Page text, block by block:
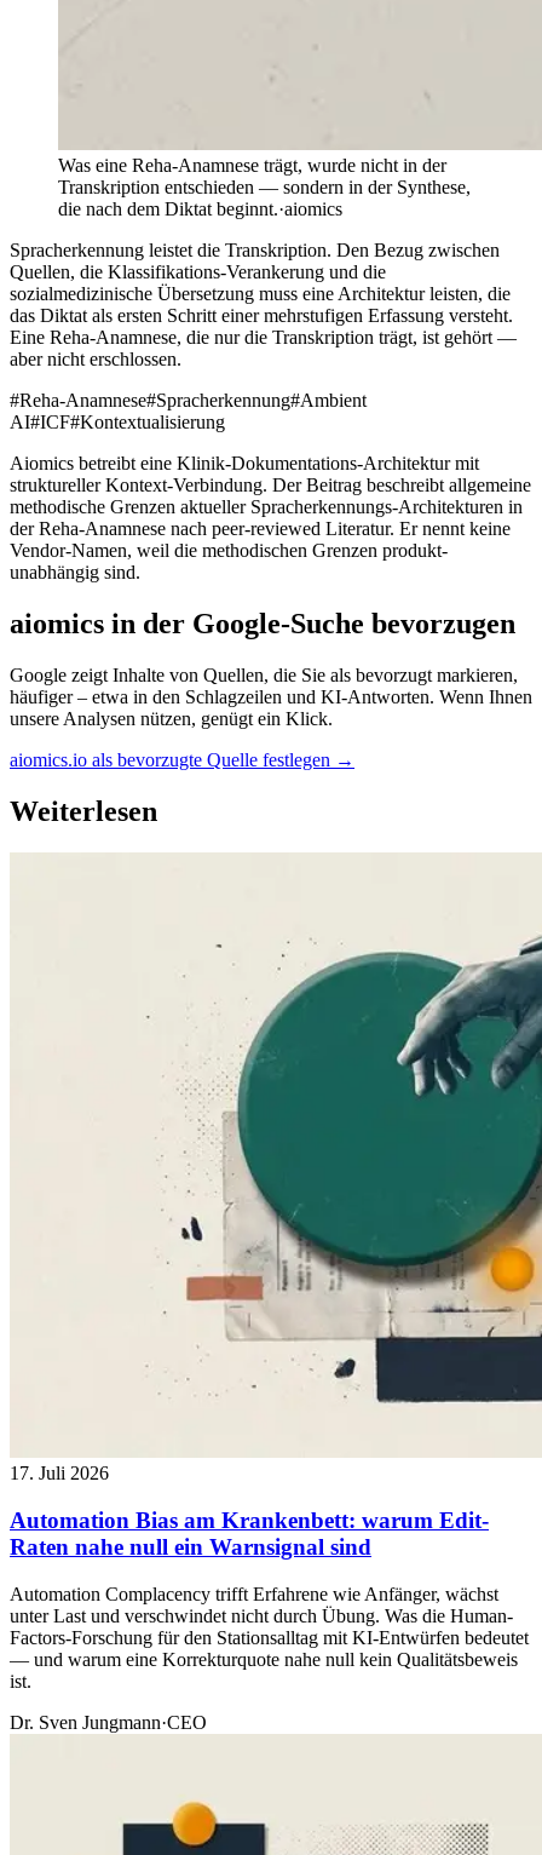
Was eine Reha-Anamnese trägt, wurde nicht in der
Transkription entschieden — sondern in der Synthese,
die nach dem Diktat beginnt.·aiomics
Spracherkennung leistet die Transkription. Den Bezug zwischen
Quellen, die Klassifikations-Verankerung und die
sozialmedizinische Übersetzung muss eine Architektur leisten, die
das Diktat als ersten Schritt einer mehrstufigen Erfassung versteht.
Eine Reha-Anamnese, die nur die Transkription trägt, ist gehört —
aber nicht erschlossen.
#Reha-Anamnese#Spracherkennung#Ambient
AI#ICF#Kontextualisierung
Aiomics betreibt eine Klinik-Dokumentations-Architektur mit
struktureller Kontext-Verbindung. Der Beitrag beschreibt allgemeine
methodische Grenzen aktueller Spracherkennungs-Architekturen in
der Reha-Anamnese nach peer-reviewed Literatur. Er nennt keine
Vendor-Namen, weil die methodischen Grenzen produkt-
unabhängig sind.
aiomics in der Google-Suche bevorzugen
Google zeigt Inhalte von Quellen, die Sie als bevorzugt markieren,
häufiger – etwa in den Schlagzeilen und KI-Antworten. Wenn Ihnen
unsere Analysen nützen, genügt ein Klick.
aiomics.io als bevorzugte Quelle festlegen →
Weiterlesen
17. Juli 2026
Automation Bias am Krankenbett: warum Edit-
Raten nahe null ein Warnsignal sind
Automation Complacency trifft Erfahrene wie Anfänger, wächst
unter Last und verschwindet nicht durch Übung. Was die Human-
Factors-Forschung für den Stationsalltag mit KI-Entwürfen bedeutet
— und warum eine Korrekturquote nahe null kein Qualitätsbeweis
ist.
Dr. Sven Jungmann·CEO